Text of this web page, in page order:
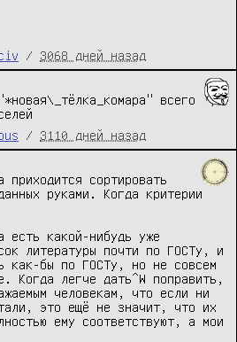
/ 3068 дней назад
всего
/ 3110 дней назад
сортировать
руками. Когда критерии
есть какой-нибудь уже
литературы почти по ГОСТу, и
как-бы по ГОСТу, но не совсем
Когда легче дать^W поправить,
человекам, что если ни
это ещё не значит, что их
ему соответствуют, а мои